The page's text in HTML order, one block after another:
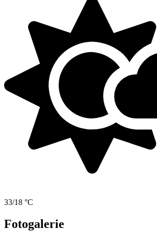
33/18 °C
Fotogalerie